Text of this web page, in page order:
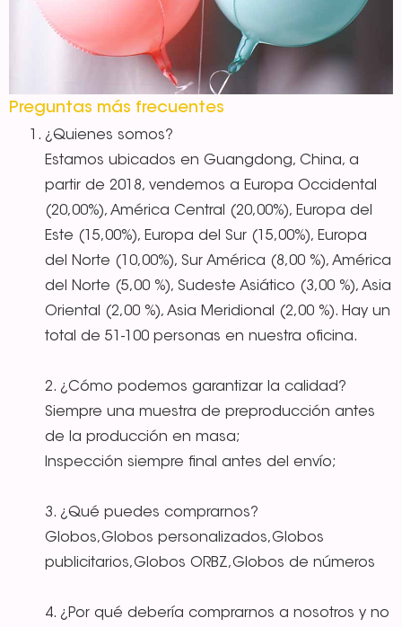
Preguntas más frecuentes
¿Quienes somos?
Estamos ubicados en Guangdong, China, a
partir de 2018, vendemos a Europa Occidental
(20,00%), América Central (20,00%), Europa del
Este (15,00%), Europa del Sur (15,00%), Europa
del Norte (10,00%), Sur América (8,00 %), América
del Norte (5,00 %), Sudeste Asiático (3,00 %), Asia
Oriental (2,00 %), Asia Meridional (2,00 %). Hay un
total de 51-100 personas en nuestra oficina.
2. ¿Cómo podemos garantizar la calidad?
Siempre una muestra de preproducción antes
de la producción en masa;
Inspección siempre final antes del envío;
3. ¿Qué puedes comprarnos?
Globos,Globos personalizados,Globos
publicitarios,Globos ORBZ,Globos de números
4. ¿Por qué debería comprarnos a nosotros y no